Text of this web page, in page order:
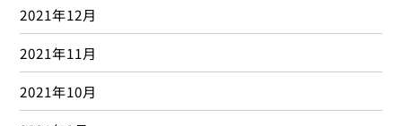
2021年12月
2021年11月
2021年10月